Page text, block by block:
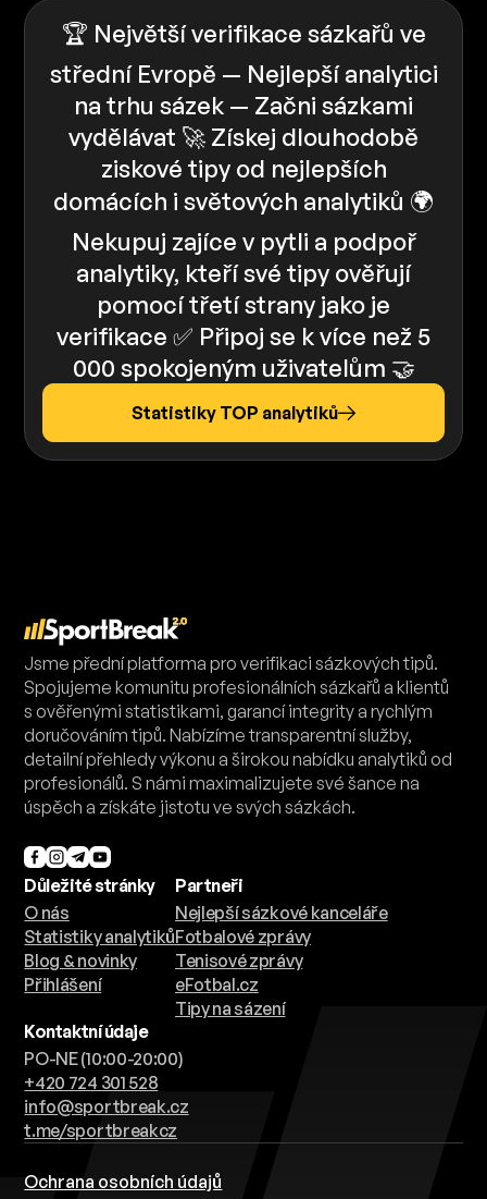
🏆 Největší verifikace sázkařů ve
střední Evropě — Nejlepší analytici
na trhu sázek — Začni sázkami
vydělávat 🚀 Získej dlouhodobě
ziskové tipy od nejlepších
domácích i světových analytiků 🌍
Nekupuj zajíce v pytli a podpoř
analytiky, kteří své tipy ověřují
pomocí třetí strany jako je
verifikace ✅️️ Připoj se k více než 5
000 spokojeným uživatelům 🤝
Statistiky TOP analytiků
Jsme přední platforma pro verifikaci sázkových tipů.
Spojujeme komunitu profesionálních sázkařů a klientů
s ověřenými statistikami, garancí integrity a rychlým
doručováním tipů. Nabízíme transparentní služby,
detailní přehledy výkonu a širokou nabídku analytiků od
profesionálů. S námi maximalizujete své šance na
úspěch a získáte jistotu ve svých sázkách.
Důležité stránky
O nás
Statistiky analytiků
Blog & novinky
Přihlášení
Partneři
Nejlepší sázkové kanceláře
Fotbalové zprávy
Tenisové zprávy
eFotbal.cz
Tipy na sázení
Kontaktní údaje
PO-NE (10:00-20:00)
+420 724 301 528
info@sportbreak.cz
t.me/sportbreakcz
Ochrana osobních údajů